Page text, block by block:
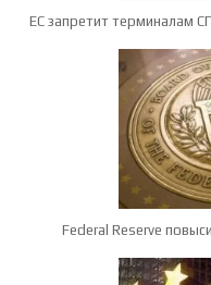
ЕС запретит терминалам
Federal Reserve